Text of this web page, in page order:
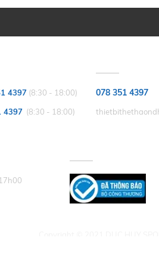
4397 (8:30 - 18:00)
4397 (8:30 - 18:00)
078 351 4397